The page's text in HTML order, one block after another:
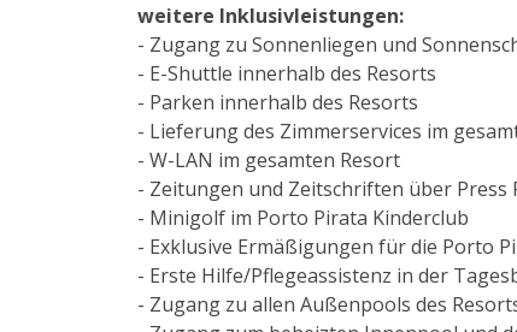
weitere Inklusivleistungen:
- Zugang zu Sonnenliegen und
- E-Shuttle innerhalb des Resorts
- Parken innerhalb des Resorts
- Lieferung des Zimmerservices im
- W-LAN im gesamten Resort
- Zeitungen und Zeitschriften über Press
- Minigolf im Porto Pirata Kinderclub
- Exklusive Ermäßigungen für die Porto
- Erste Hilfe/Pflegeassistenz in der
- Zugang zu allen Außenpools des